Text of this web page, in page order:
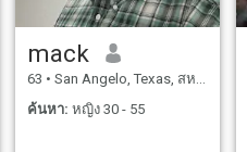
mack
63 • San Angelo, Texas, สหรัฐอเมริกา
ค้นหา: หญิง 30 - 55